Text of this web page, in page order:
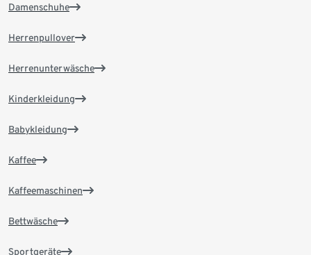
Damenschuhe
Herrenpullover
Herrenunterwäsche
Kinderkleidung
Babykleidung
Kaffee
Kaffeemaschinen
Bettwäsche
Sportgeräte